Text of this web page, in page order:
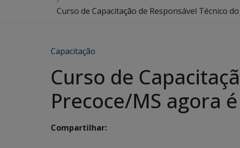
Curso de Capacitação de Responsável Técnico
Capacitação
Curso de
Precoce/MS agora
Compartilhar: